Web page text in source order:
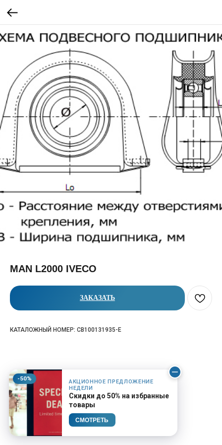
-50%
АКЦИОННОЕ ПРЕДЛОЖЕНИЕ
НЕДЕЛИ
Скидки до 50% на избранные
товары
СМОТРЕТЬ
MAN L2000 IVECO
ЗАКАЗАТЬ
КАТАЛОЖНЫЙ НОМЕР: CB100131935-E